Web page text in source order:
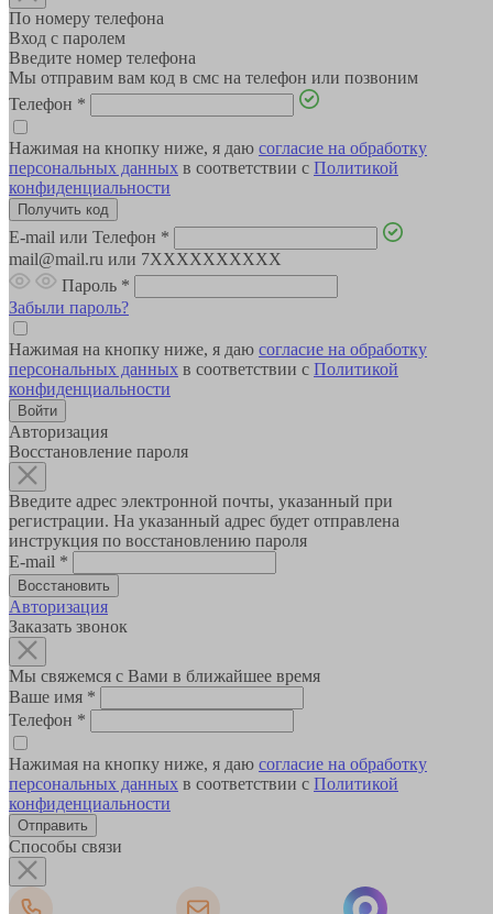
По номеру телефона
Вход с паролем
Введите номер телефона
Мы отправим вам код в смс на телефон или позвоним
Телефон *
Нажимая на кнопку ниже, я даю согласие на обработку
персональных данных в соответствии с Политикой
конфиденциальности
E-mail или Телефон *
mail@mail.ru или 7XXXXXXXXXX
Пароль *
Забыли пароль?
Нажимая на кнопку ниже, я даю согласие на обработку
персональных данных в соответствии с Политикой
конфиденциальности
Авторизация
Восстановление пароля
Введите адрес электронной почты, указанный при
регистрации. На указанный адрес будет отправлена
инструкция по восстановлению пароля
E-mail *
Авторизация
Заказать звонок
Мы свяжемся с Вами в ближайшее время
Ваше имя *
Телефон *
Нажимая на кнопку ниже, я даю согласие на обработку
персональных данных в соответствии с Политикой
конфиденциальности
Способы связи